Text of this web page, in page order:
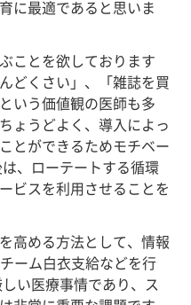
に最適であると思いま
ことを欲しております
どくさい」、「雑誌を買
いう価値観の医師も多
ょうどよく、導入によっ
とができるためモチベー
、ローテートする循環
ビスを利用させることを
高める方法として、情報
ーム白衣支給などを行
い医療事情であり、ス